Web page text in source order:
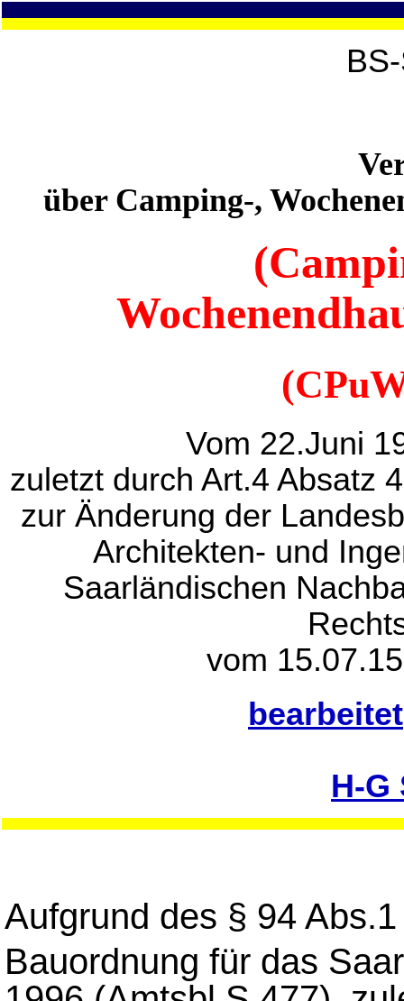
über Camping-,
Vom 22.Juni
zuletzt durch Art.4 Absatz
zur Änderung der
Architekten- und
Saarländischen
vom
bearbeitet
H-G
Aufgrund des § 94
Bauordnung für das